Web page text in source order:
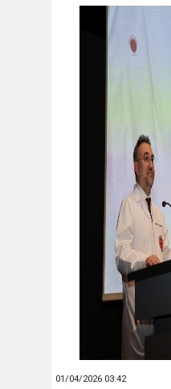
01/04/2026 03:42